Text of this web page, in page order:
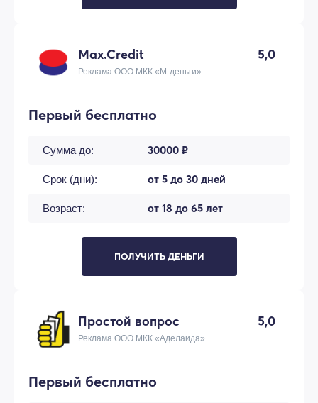
Max.Credit 5,0
Реклама ООО МКК «М-деньги»
Первый бесплатно
Сумма до: 30000 ₽
Срок (дни): от 5 до 30 дней
Возраст: от 18 до 65 лет
ПОЛУЧИТЬ ДЕНЬГИ
Простой вопрос 5,0
Реклама ООО МКК «Аделаида»
Первый бесплатно